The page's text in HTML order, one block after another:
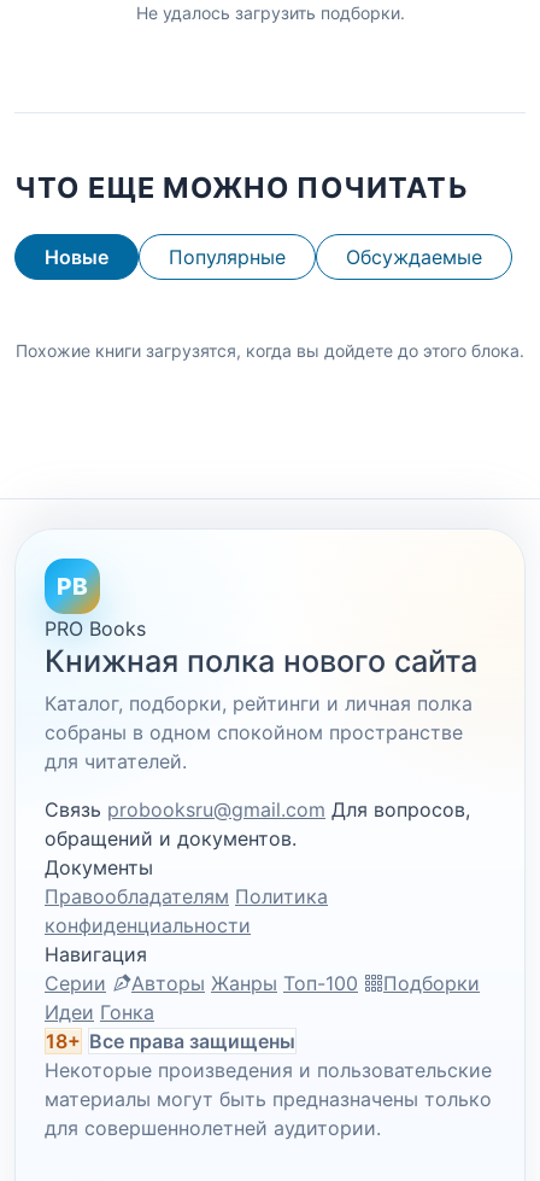
Не удалось загрузить подборки.
ЧТО ЕЩЕ МОЖНО ПОЧИТАТЬ
Новые Популярные Обсуждаемые
Похожие книги загрузятся, когда вы дойдете до этого блока.
PB
PRO Books
Книжная полка нового сайта
Каталог, подборки, рейтинги и личная полка
собраны в одном спокойном пространстве
для читателей.
Связь probooksru@gmail.com Для вопросов,
обращений и документов.
Документы
Правообладателям Политика
конфиденциальности
Навигация
Серии
Авторы Жанры Топ-100
Подборки
Идеи Гонка
18+ Все права защищены
Некоторые произведения и пользовательские
материалы могут быть предназначены только
для совершеннолетней аудитории.